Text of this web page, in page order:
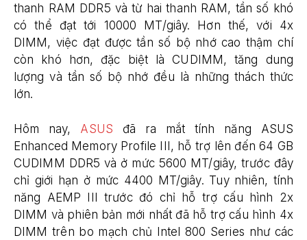
thanh RAM DDR5 và từ hai thanh RAM, tần số khó
có thể đạt tới 10000 MT/giây. Hơn thế, với 4x
DIMM, việc đạt được tần số bộ nhớ cao thậm chí
còn khó hơn, đặc biệt là CUDIMM, tăng dung
lượng và tần số bộ nhớ đều là những thách thức
lớn.
Hôm nay, ASUS đã ra mắt tính năng ASUS
Enhanced Memory Profile III, hỗ trợ lên đến 64 GB
CUDIMM DDR5 và ở mức 5600 MT/giây, trước đây
chỉ giới hạn ở mức 4400 MT/giây. Tuy nhiên, tính
năng AEMP III trước đó chỉ hỗ trợ cấu hình 2x
DIMM và phiên bản mới nhất đã hỗ trợ cấu hình 4x
DIMM trên bo mạch chủ Intel 800 Series như các